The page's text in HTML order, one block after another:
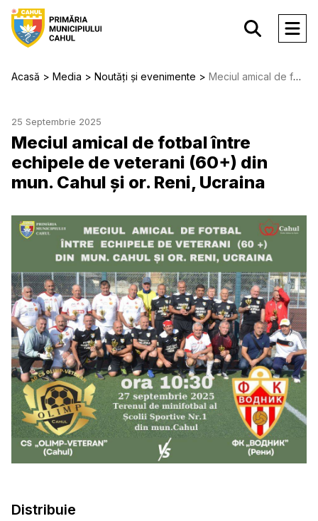
Acasă Media Noutăți și evenimente Meciul amical de fotbal între echipele de veterani (60+) din mun. Cahul și or. Reni, Ucraina
25 Septembrie 2025
Meciul amical de fotbal între
echipele de veterani (60+) din
mun. Cahul și or. Reni, Ucraina
Distribuie